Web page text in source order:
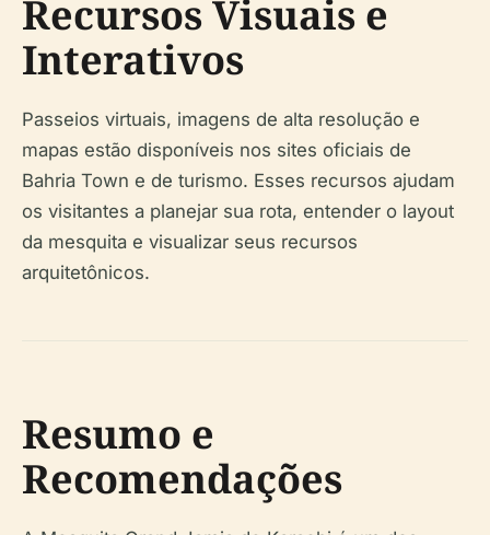
Recursos Visuais e
Interativos
Passeios virtuais, imagens de alta resolução e
mapas estão disponíveis nos sites oficiais de
Bahria Town e de turismo. Esses recursos ajudam
os visitantes a planejar sua rota, entender o layout
da mesquita e visualizar seus recursos
arquitetônicos.
Resumo e
Recomendações